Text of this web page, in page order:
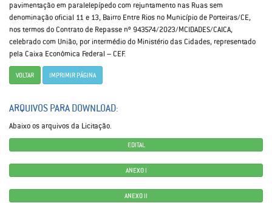
pavimentação em paralelepípedo com rejuntamento nas Ruas sem
denominação oficial 11 e 13, Bairro Entre Rios no Município de Porteiras/CE,
nos termos do Contrato de Repasse nº 943574/2023/MCIDADES/CAICA,
celebrado com União, por intermédio do Ministério das Cidades, representado
pela Caixa Econômica Federal – CEF.
VOLTAR IMPRIMIR PÁGINA
ARQUIVOS PARA DOWNLOAD:
Abaixo os arquivos da Licitação.
EDITAL
ANEXO I
ANEXO II